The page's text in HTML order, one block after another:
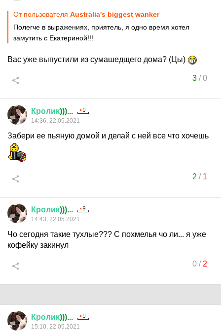
От пользователя Australia's biggest wanker
Полегче в выражениях, приятель, я одно время хотел
замутить с Екатериной!!!
Вас уже выпустили из сумашедщего дома? (Цы)
3/0
Кролик)))...
14:36, 22.05.2021
Забери ее пьяную домой и делай с ней все что хочешь
2 / 1
Кролик)))...
14:43, 22.05.2021
Чо сегодня такие тухлые??? С похмелья чо ли... я уже
кофейку закинул
0/ 2
Кролик)))...
15:10, 22.05.2021